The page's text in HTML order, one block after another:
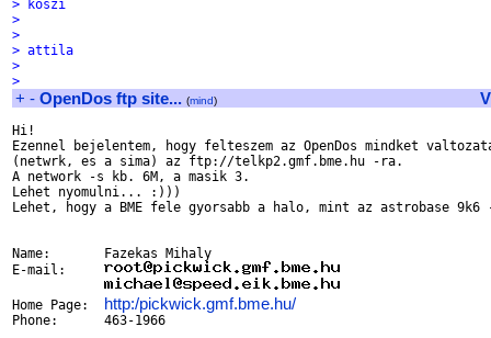
> koszi
>
>
> attila
>
>
+ - OpenDos ftp site... (mind)
Hi!
Ezennel bejelentem, hogy felteszem az OpenDos mindket
(netwrk, es a sima) az ftp://telkp2.gmf.bme.hu -ra.
A network -s kb. 6M, a masik 3.
Lehet nyomulni... :)))
Lehet, hogy a BME fele gyorsabb a halo, mint az astrobase
Name:       Fazekas Mihaly
E-mail:
Home Page: http:/pickwick.gmf.bme.hu/
Phone:	    463-1966